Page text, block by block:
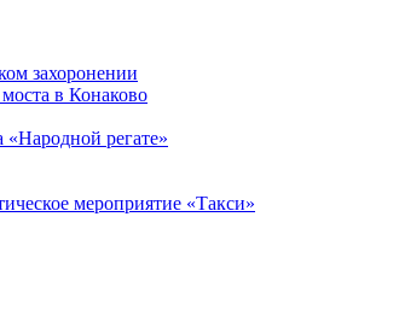
захоронении
в Конаково
регате»
мероприятие «Такси»